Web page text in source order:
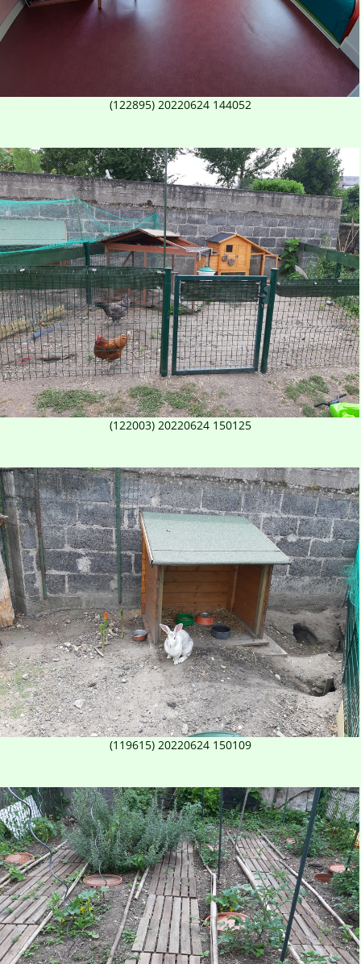
(122895) 20220624 144052
(122003) 20220624 150125
(119615) 20220624 150109